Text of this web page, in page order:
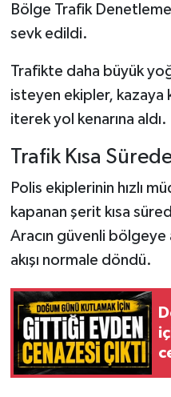
Bölge Trafik
sevk edildi.
Trafikte daha büyük
isteyen ekipler, kazaya
iterek yol kenarına aldı.
Trafik Kısa Sürede
Polis ekiplerinin hızlı
kapanan şerit kısa
Aracın güvenli bölgeye
akışı normale döndü.